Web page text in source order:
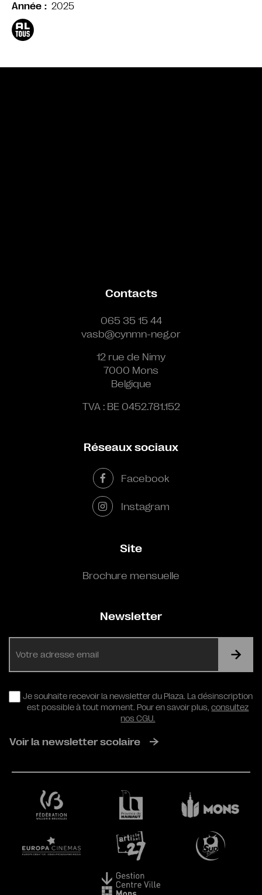
Année
2025
Contacts
065 35 15 44
vasb@cynmn-neg.or
12 rue de Nimy
7000 Mons
Belgique
TVA : BE 0452.781.152
Réseaux sociaux
Facebook
Instagram
Site
Brochure mensuelle
Newsletter
RGPD
Je souhaite recevoir la newsletter du Plaza. La désinscription
est possible à tout moment. Pour en savoir plus,consultez
nos CGU.
Voir la newsletter scolaire